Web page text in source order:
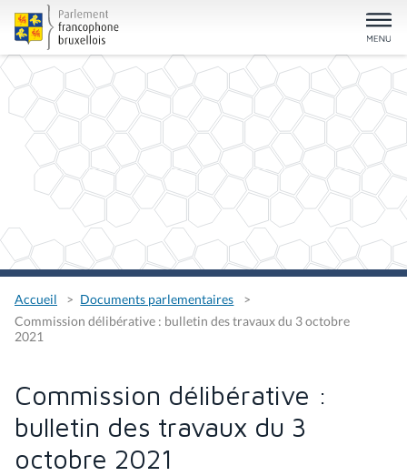
Accueil
Documents parlementaires
Commission délibérative : bulletin des travaux du 3 octobre
2021
Commission délibérative :
bulletin des travaux du 3
octobre 2021